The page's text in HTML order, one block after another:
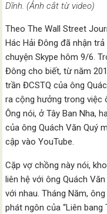
Dĩnh. (Ảnh cắt từ video)
Theo The Wall Street
Hác Hải Đông đã nhận
chuyện Skype hôm 9/6.
Đông cho biết, từ năm
trần ĐCSTQ của ông
ra cộng hưởng trong việc
Ông nói, ở Tây Ban Nha,
của ông Quách Văn Quý
cập vào YouTube.
Cặp vợ chồng này nói,
liên hệ với ông Quách
với nhau. Tháng Năm,
phát ngôn của “Liên bang